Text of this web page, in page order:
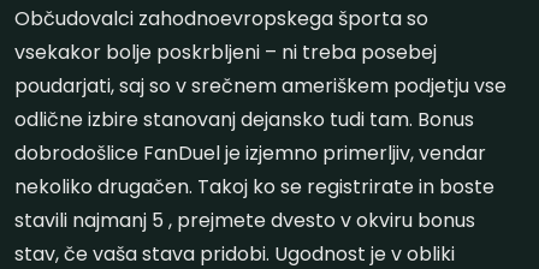
Občudovalci zahodnoevropskega športa so
vsekakor bolje poskrbljeni – ni treba posebej
poudarjati, saj so v srečnem ameriškem podjetju vse
odlične izbire stanovanj dejansko tudi tam. Bonus
dobrodošlice FanDuel je izjemno primerljiv, vendar
nekoliko drugačen. Takoj ko se registrirate in boste
stavili najmanj 5 , prejmete dvesto v okviru bonus
stav, če vaša stava pridobi. Ugodnost je v obliki